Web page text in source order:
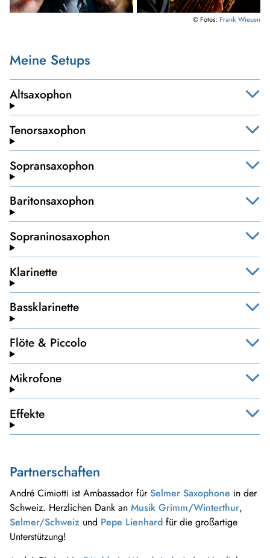
© Fotos: Frank Wiesen
Meine Setups
Altsaxophon
Tenorsaxophon
Sopransaxophon
Baritonsaxophon
Sopraninosaxophon
Klarinette
Bassklarinette
Flöte & Piccolo
Mikrofone
Effekte
Partnerschaften
André Cimiotti ist Ambassador fürSelmer Saxophone in der
Schweiz. Herzlichen Dank an Musik Grimm/Winterthur,
Selmer/Schweiz und Pepe Lienhard für die großartige
Unterstützung!